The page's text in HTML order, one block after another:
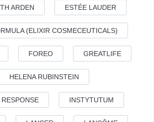
ARDEN ESTÉE LAUDER
(ELIXIR COSMECEUTICALS)
FOREO GREATLIFE
HELENA RUBINSTEIN
INSTYTUTUM